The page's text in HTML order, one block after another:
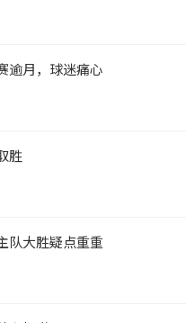
逾月，球迷痛心
胜
队大胜疑点重重